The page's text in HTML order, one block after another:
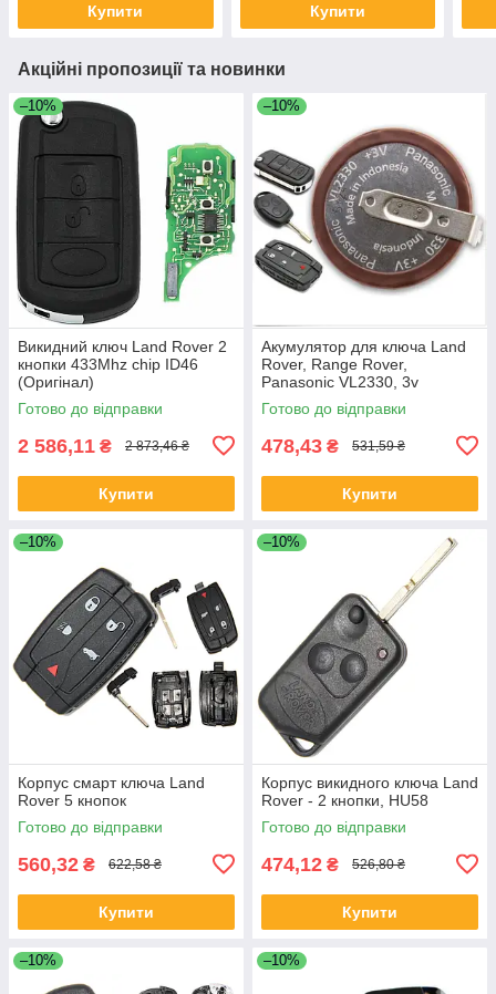
Купити Купити
Акційні пропозиції та новинки
–10%
Викидний ключ Land Rover 2
кнопки 433Mhz chip ID46
(Оригінал)
Готово до відправки
2 586,11 ₴ 2 873,46 ₴
Купити
–10%
Акумулятор для ключа Land
Rover, Range Rover,
Panasonic VL2330, 3v
Готово до відправки
478,43 ₴ 531,59 ₴
Купити
–10%
Корпус смарт ключа Land
Rover 5 кнопок
Готово до відправки
560,32 ₴ 622,58 ₴
Купити
–10%
Корпус викидного ключа Land
Rover - 2 кнопки, HU58
Готово до відправки
474,12 ₴ 526,80 ₴
Купити
–10% –10%